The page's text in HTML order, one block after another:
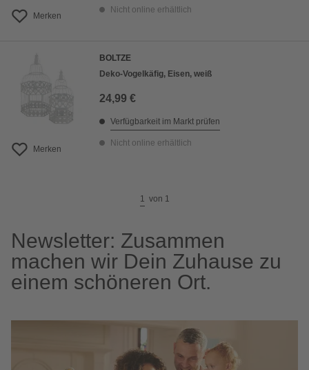
Merken
Nicht online erhältlich
Merken
BOLTZE
Deko-Vogelkäfig, Eisen, weiß
24,99 €
Verfügbarkeit im Markt prüfen
Nicht online erhältlich
1 von 1
Newsletter: Zusammen
machen wir Dein Zuhause zu
einem schöneren Ort.